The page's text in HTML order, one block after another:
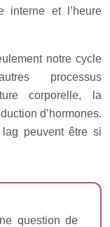
interne et l’heure
notre cycle
processus
corporelle, la
d’hormones.
peuvent être si
question de